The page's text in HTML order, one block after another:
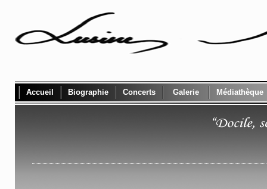
Accueil Biographie Concerts Galerie Médiathèque